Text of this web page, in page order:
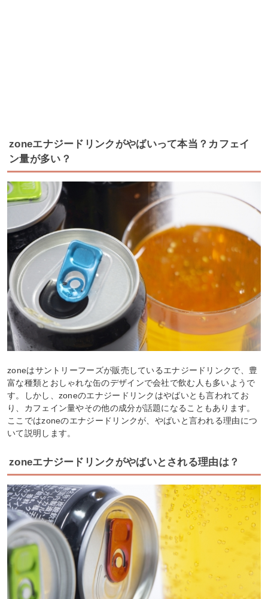
zoneエナジードリンクがやばいって本当？カフェイ
ン量が多い？
zoneはサントリーフーズが販売しているエナジードリンクで、豊
富な種類とおしゃれな缶のデザインで会社で飲む人も多いようで
す。しかし、zoneのエナジードリンクはやばいとも言われてお
り、カフェイン量やその他の成分が話題になることもあります。
ここではzoneのエナジードリンクが、やばいと言われる理由につ
いて説明します。
zoneエナジードリンクがやばいとされる理由は？